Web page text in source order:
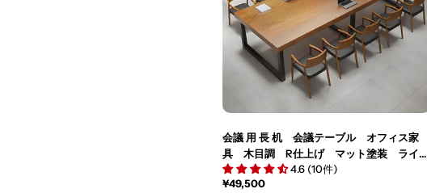
会議 用 長 机 会議テーブル オフィス家
具 木目調 R仕上げ マット塗装 ライト
ブラウン カスタマイズ可能 HYZ-M-071
4.6 (10件)
通
¥49,500